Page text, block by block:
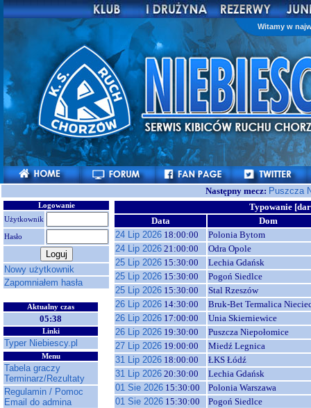
Witamy w
Następny mecz: Puszcza
Logowanie
Użytkownik
Hasło
Nowy użytkownik
Zapomniałem hasła
Aktualny czas
05:38
Linki
Typer Niebiescy.pl
Menu
Tabela graczy
Terminarz/Rezultaty
Regulamin / Pomoc
Email do admina
Typowanie
Data
Dom
24 Lip 2026 18:00:00
Polonia Bytom
24 Lip 2026 21:00:00
Odra Opole
25 Lip 2026 15:30:00
Lechia Gdańsk
25 Lip 2026 15:30:00
Pogoń Siedlce
25 Lip 2026 15:30:00
Stal Rzeszów
26 Lip 2026 14:30:00
Bruk-Bet Termalica
26 Lip 2026 17:00:00
Unia Skierniewice
26 Lip 2026 19:30:00
Puszcza Niepołomice
27 Lip 2026 19:00:00
Miedź Legnica
31 Lip 2026 18:00:00
ŁKS Łódź
31 Lip 2026 20:30:00
Lechia Gdańsk
01 Sie 2026 15:30:00
Polonia Warszawa
01 Sie 2026 15:30:00
Pogoń Siedlce